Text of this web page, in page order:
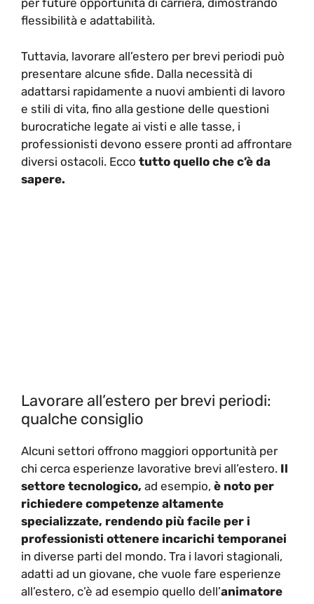
per future opportunità di carriera, dimostrando
flessibilità e adattabilità.
Tuttavia, lavorare all’estero per brevi periodi può
presentare alcune sfide. Dalla necessità di
adattarsi rapidamente a nuovi ambienti di lavoro
e stili di vita, fino alla gestione delle questioni
burocratiche legate ai visti e alle tasse, i
professionisti devono essere pronti ad affrontare
diversi ostacoli. Ecco tutto quello che c’è da
sapere.
Lavorare all’estero per brevi periodi:
qualche consiglio
Alcuni settori offrono maggiori opportunità per
chi cerca esperienze lavorative brevi all’estero. Il
settore tecnologico, ad esempio, è noto per
richiedere competenze altamente
specializzate, rendendo più facile per i
professionisti ottenere incarichi temporanei
in diverse parti del mondo. Tra i lavori stagionali,
adatti ad un giovane, che vuole fare esperienze
all’estero, c’è ad esempio quello dell’animatore